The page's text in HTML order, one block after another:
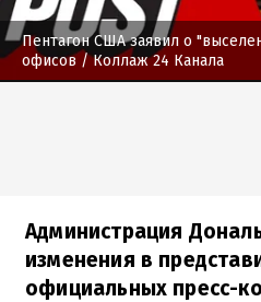
Пентагон США заявил о
офисов / Коллаж 24 Канала
Администрация
изменения в
официальных пресс-